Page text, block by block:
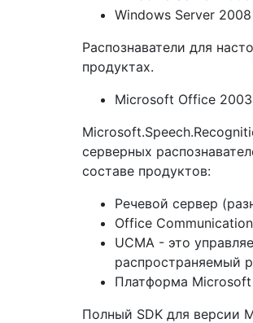
Windows Server
Распознаватели для
продуктах.
Microsoft Office
серверных
составе продуктов:
Речевой сервер
Office
UCMA - это
распространяемый
Платформа Microsoft
Полный SDK для версии